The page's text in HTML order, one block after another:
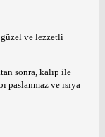
ve lezzetli
sonra, kalıp ile
paslanmaz ve ısıya